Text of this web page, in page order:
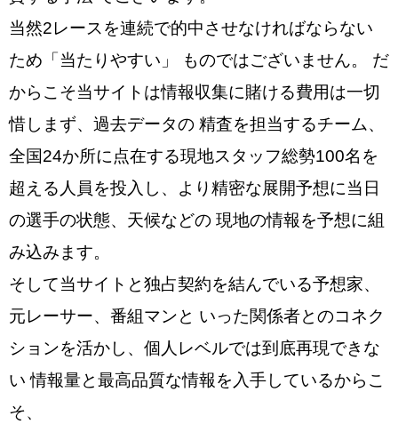
当然2レースを連続で的中させなければならない
ため「当たりやすい」 ものではございません。 だ
からこそ当サイトは情報収集に賭ける費用は一切
惜しまず、過去データの 精査を担当するチーム、
全国24か所に点在する現地スタッフ総勢100名を
超える人員を投入し、より精密な展開予想に当日
の選手の状態、天候などの 現地の情報を予想に組
み込みます。
そして当サイトと独占契約を結んでいる予想家、
元レーサー、番組マンと いった関係者とのコネク
ションを活かし、個人レベルでは到底再現できな
い 情報量と最高品質な情報を入手しているからこ
そ、